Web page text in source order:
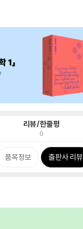
리뷰/한줄평
0
품목정보 출판사 리뷰